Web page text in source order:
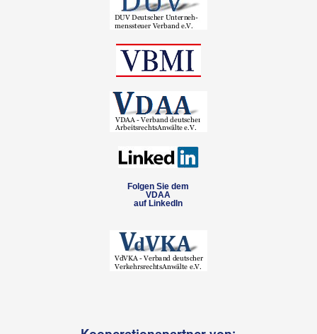
Folgen Sie dem
VDAA
auf LinkedIn